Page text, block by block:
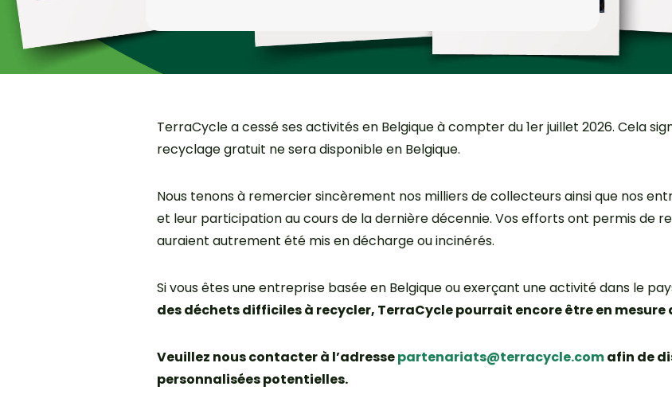
TerraCycle a cessé ses activités en Belgique à compter du 1er juillet 2026. Cela
recyclage gratuit ne sera disponible en Belgique.
Nous tenons à remercier sincèrement nos milliers de collecteurs ainsi que nos
et leur participation au cours de la dernière décennie. Vos efforts ont permis de
auraient autrement été mis en décharge ou incinérés.
Si vous êtes une entreprise basée en Belgique ou exerçant une activité dans le
des déchets difficiles à recycler, TerraCycle pourrait encore être en mesure
Veuillez nous contacter à l’adressepartenariats@terracycle.comafin de
personnalisées potentielles.